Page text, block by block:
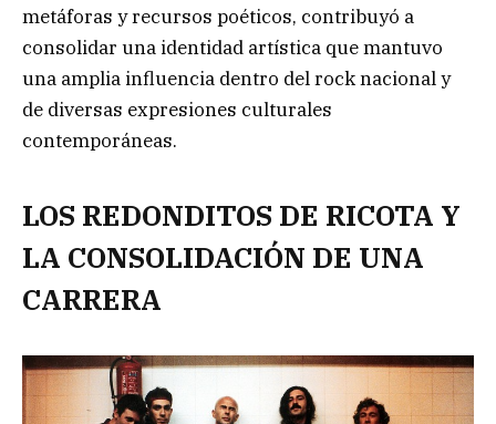
metáforas y recursos poéticos, contribuyó a
consolidar una identidad artística que mantuvo
una amplia influencia dentro del rock nacional y
de diversas expresiones culturales
contemporáneas.
LOS REDONDITOS DE RICOTA Y
LA CONSOLIDACIÓN DE UNA
CARRERA